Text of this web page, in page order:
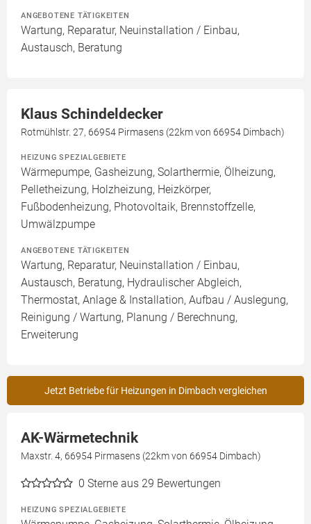
ANGEBOTENE TÄTIGKEITEN
Wartung, Reparatur, Neuinstallation / Einbau,
Austausch, Beratung
Klaus Schindeldecker
Rotmühlstr. 27, 66954 Pirmasens (22km von 66954 Dimbach)
HEIZUNG SPEZIALGEBIETE
Wärmepumpe, Gasheizung, Solarthermie, Ölheizung,
Pelletheizung, Holzheizung, Heizkörper,
Fußbodenheizung, Photovoltaik, Brennstoffzelle,
Umwälzpumpe
ANGEBOTENE TÄTIGKEITEN
Wartung, Reparatur, Neuinstallation / Einbau,
Austausch, Beratung, Hydraulischer Abgleich,
Thermostat, Anlage & Installation, Aufbau / Auslegung,
Reinigung / Wartung, Planung / Berechnung,
Erweiterung
Jetzt Betriebe für Heizungen in Dimbach vergleichen
AK-Wärmetechnik
Maxstr. 4, 66954 Pirmasens (22km von 66954 Dimbach)
0 Sterne aus 29 Bewertungen
HEIZUNG SPEZIALGEBIETE